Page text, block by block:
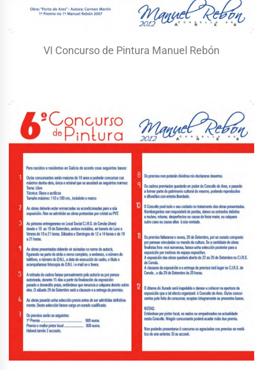
VI Concurso de Pintura Manuel Rebón